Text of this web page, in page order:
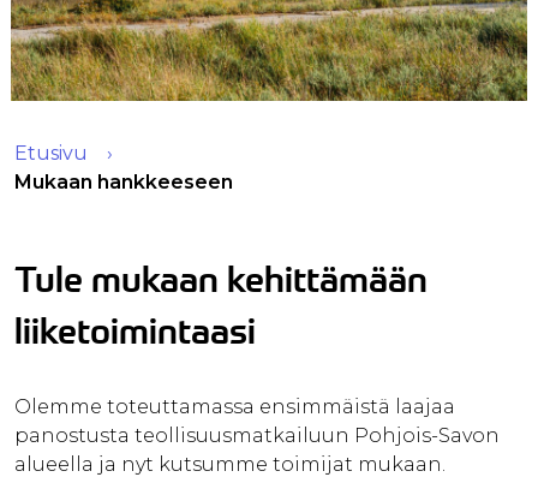
Etusivu
Mukaan hankkeeseen
Tule mukaan kehittämään
liiketoimintaasi
Olemme toteuttamassa ensimmäistä laajaa
panostusta teollisuusmatkailuun Pohjois-Savon
alueella ja nyt kutsumme toimijat mukaan.